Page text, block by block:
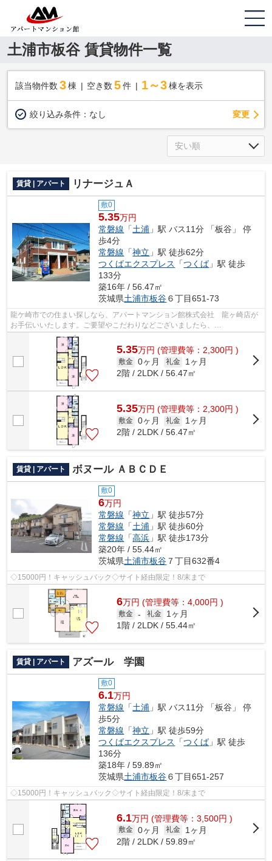
土浦市板谷 賃貸物件一覧
該当物件数 3棟 空き数 5 件 1～3 棟を表示
絞り込み条件： なし 変更
賃貸 | アパート リナージュＡ
敷0
5.35万円
常磐線 「土浦 」駅 バス11分 「板谷」 停
歩4分
常磐線 「神立 」駅 徒歩62分
つくばエクスプレス
「つくば」駅 徒歩
133分
築16年 / 56.47㎡
茨城県土浦市板谷６丁目651-73
龍ケ崎市での住まい探しなら、アパートマンション館株式会社 龍ヶ崎店が
お手伝いいたします。ご要望やこだわりなどございましたら、
ryuugasaki@apa-to.co.jpにてお申し付け下さい。お...
5.35万円 (管理費等：2,300円 )
敷金 0ヶ月 礼金
1ヶ月
2階 / 2LDK / 56.47㎡
5.35万円 (管理費等：2,300円 )
敷金 0ヶ月 礼金
1ヶ月
2階 / 2LDK / 56.47㎡
賃貸 | アパート ボヌール ＡＢＣＤＥ
敷0
6万円
常磐線 「神立 」駅 徒歩57分
常磐線 「土浦 」駅 徒歩60分
常磐線 「高浜 」駅 徒歩173分
築20年 / 55.44㎡
茨城県土浦市板谷 ７丁目632番4
◇15000円！キャッシュバック◇サイト経由限定！8/末まで
6万円 (管理費等：4,000円 )
敷金 - 礼金
1ヶ月
1階 / 2LDK / 55.44㎡
賃貸 | アパート アズール 学園
敷0
6.1万円
常磐線 「土浦 」駅 バス11分 「板谷」 停
歩5分
常磐線 「神立 」駅 徒歩59分
つくばエクスプレス
「つくば」駅 徒歩
136分
築18年 / 59.89㎡
茨城県土浦市板谷６丁目651-257
◇15000円！キャッシュバック◇サイト経由限定！8/末まで
6.1万円 (管理費等：3,500円 )
敷金 0ヶ月 礼金
1ヶ月
2階 / 2LDK / 59.89㎡